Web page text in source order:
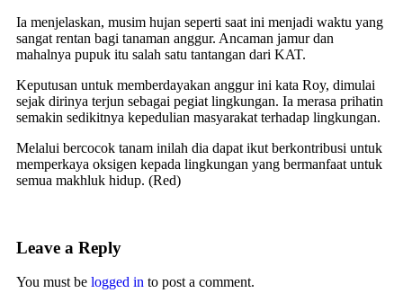
Ia menjelaskan, musim hujan seperti saat ini menjadi waktu yang
sangat rentan bagi tanaman anggur. Ancaman jamur dan
mahalnya pupuk itu salah satu tantangan dari KAT.
Keputusan untuk memberdayakan anggur ini kata Roy, dimulai
sejak dirinya terjun sebagai pegiat lingkungan. Ia merasa prihatin
semakin sedikitnya kepedulian masyarakat terhadap lingkungan.
Melalui bercocok tanam inilah dia dapat ikut berkontribusi untuk
memperkaya oksigen kepada lingkungan yang bermanfaat untuk
semua makhluk hidup. (Red)
Leave a Reply
You must be logged in to post a comment.